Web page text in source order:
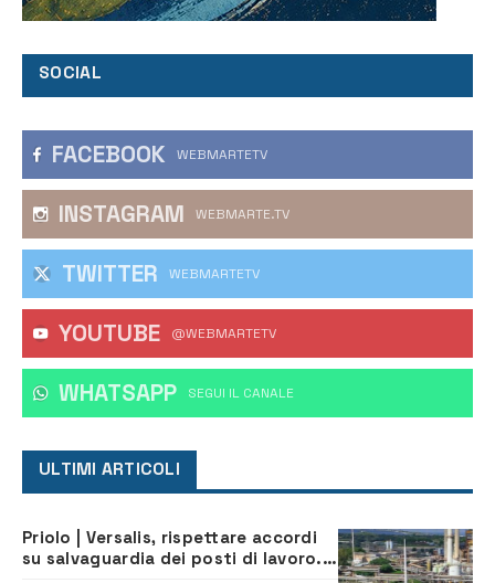
SOCIAL
FACEBOOK WEBMARTETV
INSTAGRAM WEBMARTE.TV
TWITTER WEBMARTETV
YOUTUBE @WEBMARTETV
WHATSAPP ‎SEGUI IL CANALE
ULTIMI ARTICOLI
Priolo | Versalis, rispettare accordi
su salvaguardia dei posti di lavoro. Il